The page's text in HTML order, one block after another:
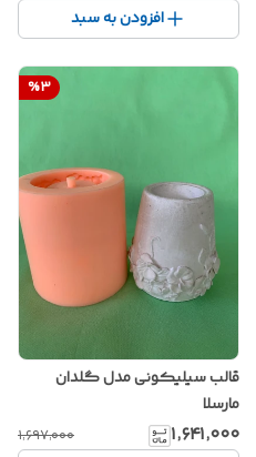
افزودن به سبد
%3
قالب سیلیکونی مدل گلدان
مارسلا
۱٬۶۴۱٬۰۰۰ ۱٬۶۹۷٬۰۰۰